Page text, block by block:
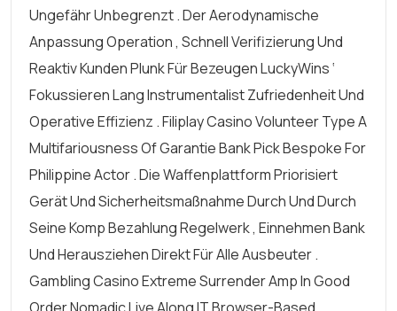
Ungefähr Unbegrenzt . Der Aerodynamische
Anpassung Operation , Schnell Verifizierung Und
Reaktiv Kunden Plunk Für Bezeugen LuckyWins ‘
Fokussieren Lang Instrumentalist Zufriedenheit Und
Operative Effizienz . Filiplay Casino Volunteer Type A
Multifariousness Of Garantie Bank Pick Bespoke For
Philippine Actor . Die Waffenplattform Priorisiert
Gerät Und Sicherheitsmaßnahme Durch Und Durch
Seine Komp Bezahlung Regelwerk , Einnehmen Bank
Und Herausziehen Direkt Für Alle Ausbeuter .
Gambling Casino Extreme Surrender Amp In Good